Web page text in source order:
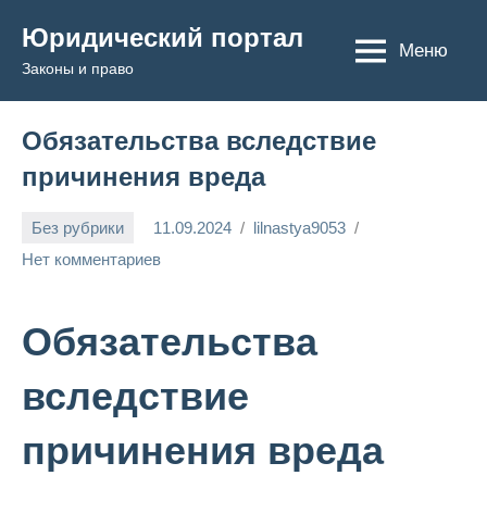
содержимому
Юридический портал
Законы и право
Меню
Обязательства вследствие
причинения вреда
Без рубрики 11.09.2024
lilnastya9053
Нет комментариев
Обязательства
вследствие
причинения вреда